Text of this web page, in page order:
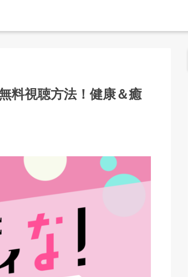
料視聴方法！健康＆癒